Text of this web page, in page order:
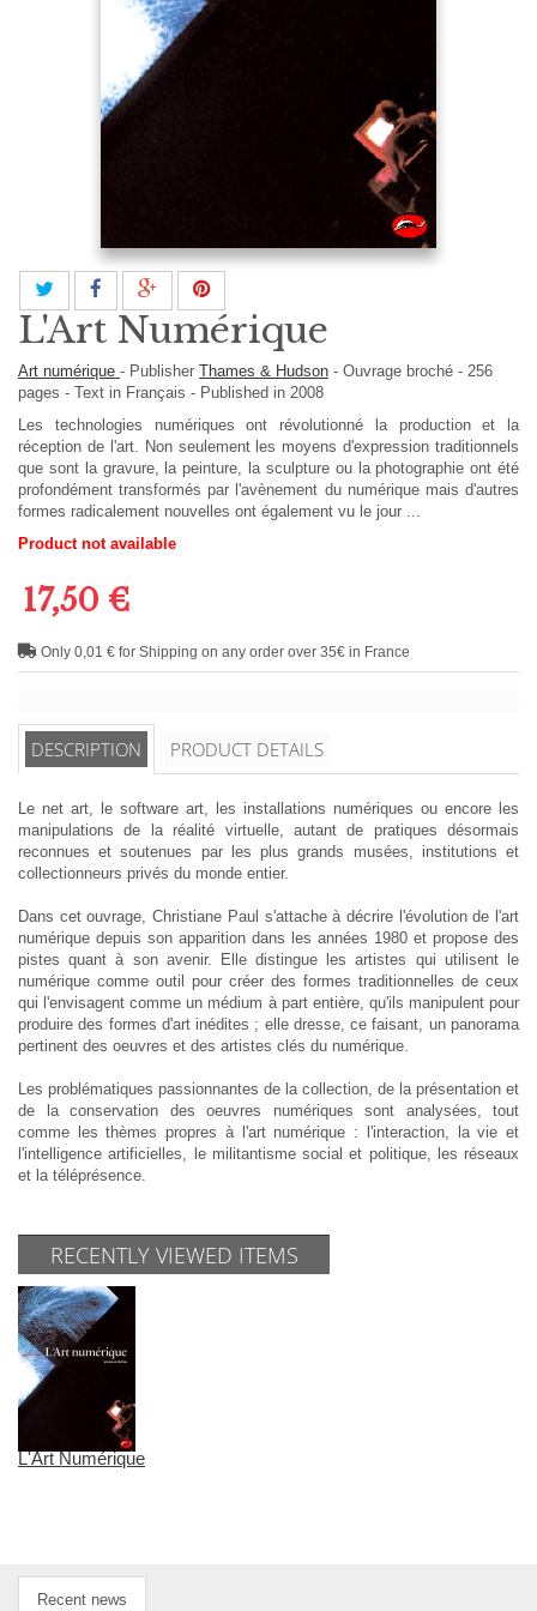
L'Art Numérique
Art numérique - Publisher Thames & Hudson - Ouvrage broché - 256
pages - Text in Français - Published in 2008
Les technologies numériques ont révolutionné la production et la
réception de l'art. Non seulement les moyens d'expression traditionnels
que sont la gravure, la peinture, la sculpture ou la photographie ont été
profondément transformés par l'avènement du numérique mais d'autres
formes radicalement nouvelles ont également vu le jour ...
Product not available
17,50 €
Only 0,01 € for Shipping on any order over 35€ in France
DESCRIPTION PRODUCT DETAILS
Le net art, le software art, les installations numériques ou encore les
manipulations de la réalité virtuelle, autant de pratiques désormais
reconnues et soutenues par les plus grands musées, institutions et
collectionneurs privés du monde entier.
Dans cet ouvrage, Christiane Paul s'attache à décrire l'évolution de l'art
numérique depuis son apparition dans les années 1980 et propose des
pistes quant à son avenir. Elle distingue les artistes qui utilisent le
numérique comme outil pour créer des formes traditionnelles de ceux
qui l'envisagent comme un médium à part entière, qu'ils manipulent pour
produire des formes d'art inédites ; elle dresse, ce faisant, un panorama
pertinent des oeuvres et des artistes clés du numérique.
Les problématiques passionnantes de la collection, de la présentation et
de la conservation des oeuvres numériques sont analysées, tout
comme les thèmes propres à l'art numérique : l'interaction, la vie et
l'intelligence artificielles, le militantisme social et politique, les réseaux
et la téléprésence.
RECENTLY VIEWED ITEMS
L'Art Numérique
Recent news